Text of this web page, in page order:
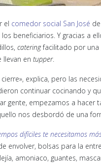
el comedor social San José
beneficiarios. Y gracias a
cateringfacilitado por una
en tupper.
explica, pero las
continuar cocinando y
gente, empezamos a hacer
nos desbordó de una
difíciles te necesitamos
envolver, bolsas para la
amoniaco, guantes,